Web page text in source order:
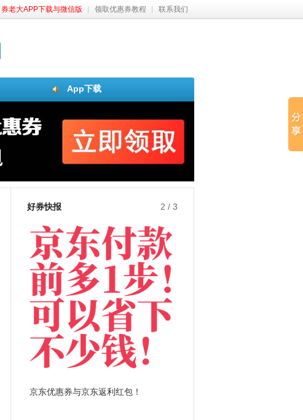
券老大APP下载与微信版 领取优惠券教程 联系我们
App下载
好券快报 2 / 3
京东优惠券与京东返利红包！